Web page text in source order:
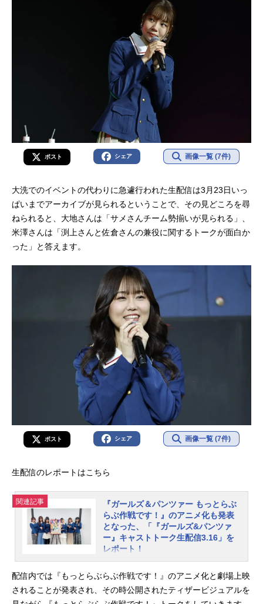
ポスト シェア 画像一覧 (7件)
大洗でのイベントの代わりに急遽行われた生配信は3月23日いっ
ぱいまでアーカイブが見られるということで、その見どころを尋
ねられると、大地さんは「サメさんチーム勢揃いが見られる」、
米澤さんは「渕上さんと佐倉さんの兼役に関するトークが面白か
った」と答えます。
ポスト シェア 画像一覧 (7件)
生配信のレポートはこちら
関連記事
『ガールズ＆パンツァー もっとらぶ
らぶ作戦です！』のアニメ化も発表
となった、「『ガールズ&パンツァ
ー』キャストトーク生配信3.16」を
レポート！
2025年3月16日、『ガールズ&パンツ
ァー』キャストトーク生配信3.16がY
ouTubeライブで行われました。この
配信内では『もっとらぶらぶ作戦です！』のアニメ化と劇場上映
されることが発表され、その時公開されたティザービジュアルを